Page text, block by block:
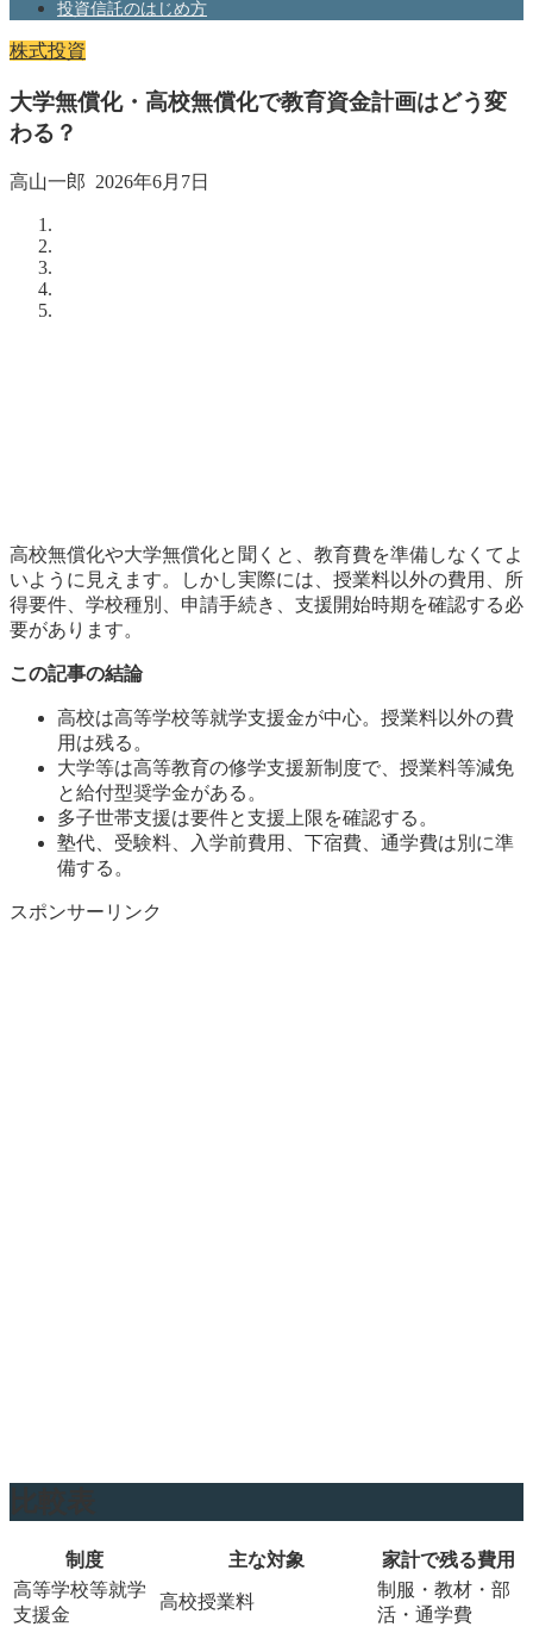
投資信託のはじめ方
株式投資
大学無償化・高校無償化で教育資金計画はどう変
わる？
高山一郎 2026年6月7日
高校無償化や大学無償化と聞くと、教育費を準備しなくてよ
いように見えます。しかし実際には、授業料以外の費用、所
得要件、学校種別、申請手続き、支援開始時期を確認する必
要があります。
この記事の結論
高校は高等学校等就学支援金が中心。授業料以外の費
用は残る。
大学等は高等教育の修学支援新制度で、授業料等減免
と給付型奨学金がある。
多子世帯支援は要件と支援上限を確認する。
塾代、受験料、入学前費用、下宿費、通学費は別に準
備する。
スポンサーリンク
制度 主な対象
家計で残る費用
高等学校等就学
支援金
高校授業料
制服・教材・部
活・通学費